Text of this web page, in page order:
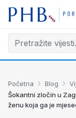
Početna › Blog ›
Šokantni zločin u
ženu koja ga je